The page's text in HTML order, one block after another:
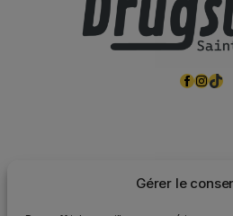
Gérer le
FacebookInstagramTikTok